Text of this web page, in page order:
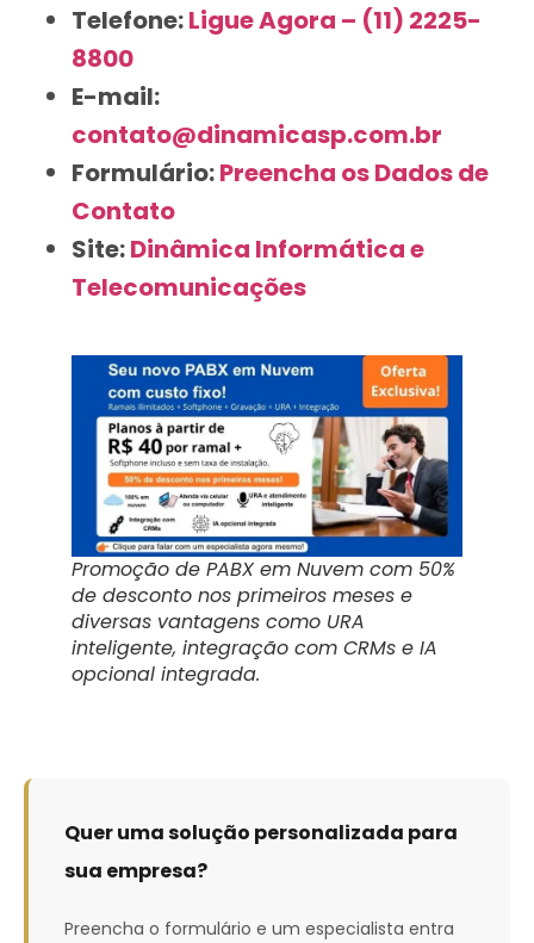
Telefone:Ligue Agora – (11) 2225-
8800
E-mail:
contato@dinamicasp.com.br
Formulário:Preencha os Dados de
Contato
Site:Dinâmica Informática e
Telecomunicações
Promoção de PABX em Nuvem com 50%
de desconto nos primeiros meses e
diversas vantagens como URA
inteligente, integração com CRMs e IA
opcional integrada.
Quer uma solução personalizada para
sua empresa?
Preencha o formulário e um especialista entra